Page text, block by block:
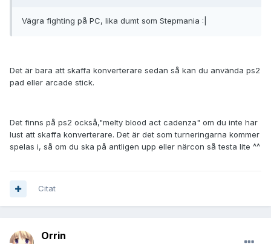
Vägra fighting på PC, lika dumt som Stepmania :|
Det är bara att skaffa konverterare sedan så kan du använda ps2
pad eller arcade stick.
Det finns på ps2 också,"melty blood act cadenza" om du inte har
lust att skaffa konverterare. Det är det som turneringarna kommer
spelas i, så om du ska på antligen upp eller närcon så testa lite ^^
Citat
Orrin